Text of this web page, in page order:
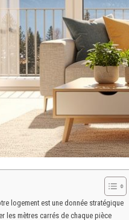
logement est une donnée stratégique
les mètres carrés de chaque pièce